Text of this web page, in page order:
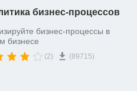
бизнес-процессов
бизнес-процессы в
бизнесе
(2) (89715)